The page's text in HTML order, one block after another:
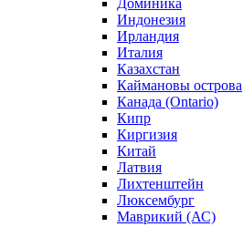
Доминика
Индонезия
Ирландия
Италия
Казахстан
Каймановы острова
Канада (Ontario)
Кипр
Киргизия
Китай
Латвия
Лихтенштейн
Люксембург
Маврикий (АС)